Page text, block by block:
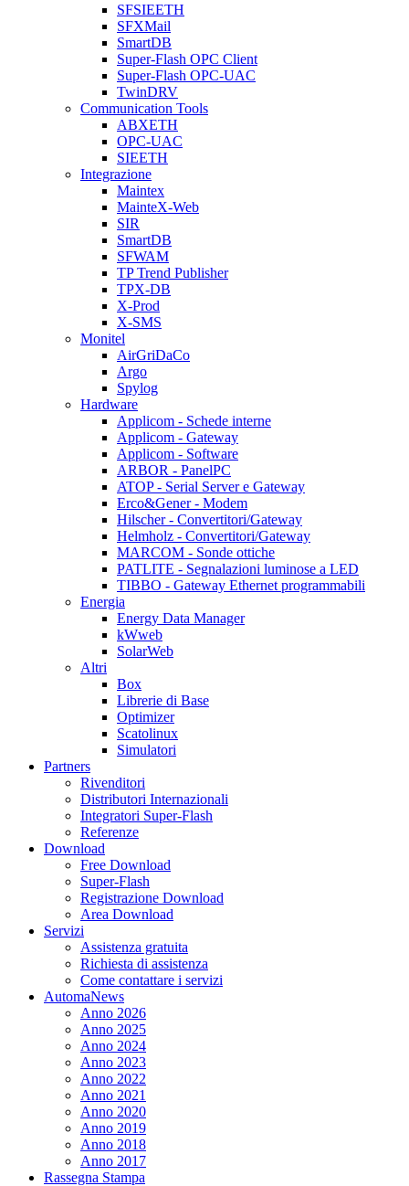
SFSIEETH
SFXMail
SmartDB
Super-Flash OPC Client
Super-Flash OPC-UAC
TwinDRV
Communication Tools
ABXETH
OPC-UAC
SIEETH
Integrazione
Maintex
MainteX-Web
SIR
SmartDB
SFWAM
TP Trend Publisher
TPX-DB
X-Prod
X-SMS
Monitel
AirGriDaCo
Argo
Spylog
Hardware
Applicom - Schede interne
Applicom - Gateway
Applicom - Software
ARBOR - PanelPC
ATOP - Serial Server e Gateway
Erco&Gener - Modem
Hilscher - Convertitori/Gateway
Helmholz - Convertitori/Gateway
MARCOM - Sonde ottiche
PATLITE - Segnalazioni luminose a LED
TIBBO - Gateway Ethernet programmabili
Energia
Energy Data Manager
kWweb
SolarWeb
Altri
Box
Librerie di Base
Optimizer
Scatolinux
Simulatori
Partners
Rivenditori
Distributori Internazionali
Integratori Super-Flash
Referenze
Download
Free Download
Super-Flash
Registrazione Download
Area Download
Servizi
Assistenza gratuita
Richiesta di assistenza
Come contattare i servizi
AutomaNews
Anno 2026
Anno 2025
Anno 2024
Anno 2023
Anno 2022
Anno 2021
Anno 2020
Anno 2019
Anno 2018
Anno 2017
Rassegna Stampa